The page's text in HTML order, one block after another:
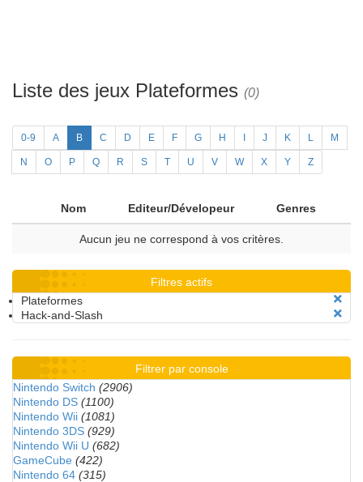
Liste des jeux Plateformes (0)
0-9 A B C D E F G H J K L M
N O P Q R S T U V W X Y Z
Nom Editeur/Dévelopeur Genres
Aucun jeu ne correspond à vos critères.
Filtres actifs
Plateformes
Hack-and-Slash
Filtrer par console
Nintendo Switch (2906)
Nintendo DS (1100)
Nintendo Wii (1081)
Nintendo 3DS (929)
Nintendo Wii U (682)
GameCube (422)
Nintendo 64 (315)